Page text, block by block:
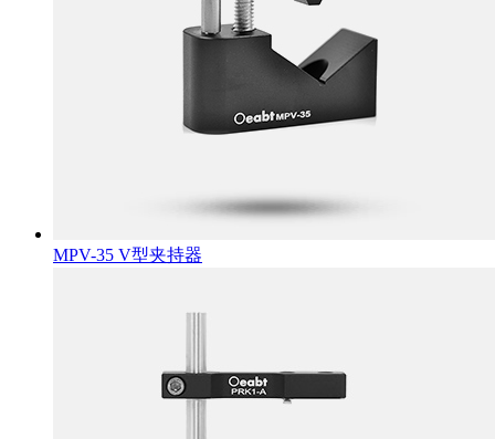
MPV-35 V型夹持器